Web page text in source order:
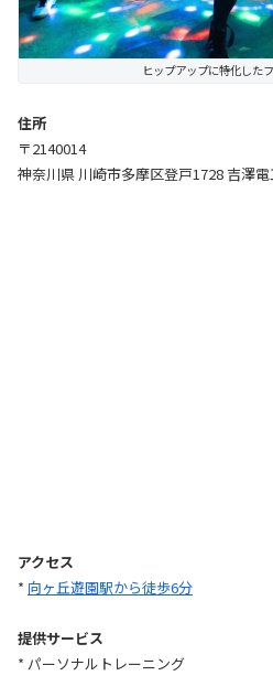
ヒップアップに特化した
住所
〒2140014
神奈川県 川崎市多摩区登戸1728 吉澤
アクセス
* 向ヶ丘遊園駅から徒歩6分
提供サービス
* パーソナルトレーニング